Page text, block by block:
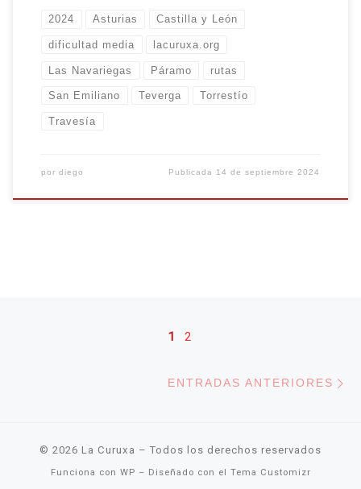
2024 Asturias Castilla y León
dificultad media lacuruxa.org
Las Navariegas Páramo rutas
San Emiliano Teverga Torrestío
Travesía
por diego Publicada 14 de septiembre 2024
Navegación de entradas
1 2
ENTRADAS ANTERIORES
© 2026 La Curuxa – Todos los derechos reservados
Funciona con WP – Diseñado con el Tema Customizr